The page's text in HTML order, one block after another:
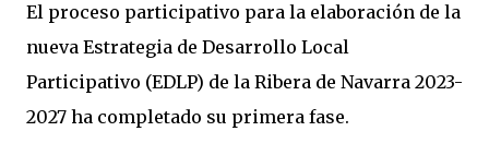
El proceso participativo para la elaboración de la
nueva Estrategia de Desarrollo Local
Participativo (EDLP) de la Ribera de Navarra 2023-
2027 ha completado su primera fase.